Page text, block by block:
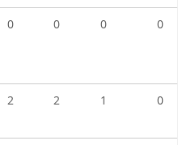
0 0 0 0
2 2 1 0